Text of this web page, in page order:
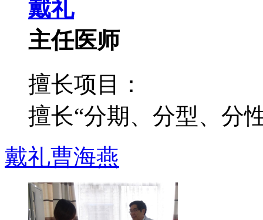
戴礼
主任医师
擅长项目：
擅长“分期、分型、分
戴礼曹海燕